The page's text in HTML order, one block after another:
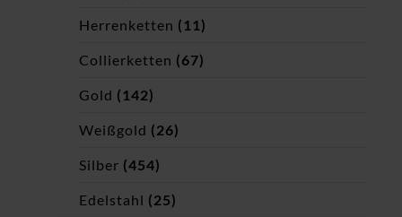
Herrenketten (11)
Collierketten (67)
Gold (142)
Weißgold (26)
Silber (454)
Edelstahl (25)